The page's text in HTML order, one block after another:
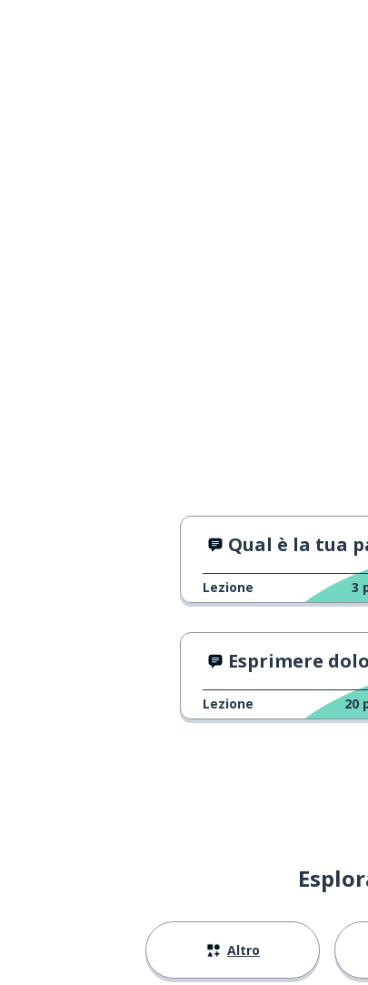
Qual è la tua parola
Lezione 3
Esprimere
Lezione 20
Altro